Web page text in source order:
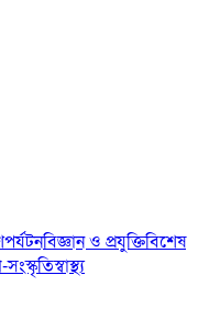
পর্যটনবিজ্ঞান ও প্রযুক্তিবিশেষ
সংস্কৃতিস্বাস্থ্য